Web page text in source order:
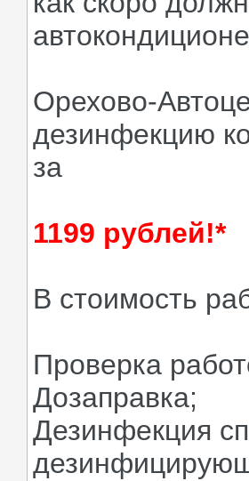
Орехово-
дезинфекцию
за
1199 рублей!*
В стоимость
Проверка
Дозаправка;
Дезинфекция